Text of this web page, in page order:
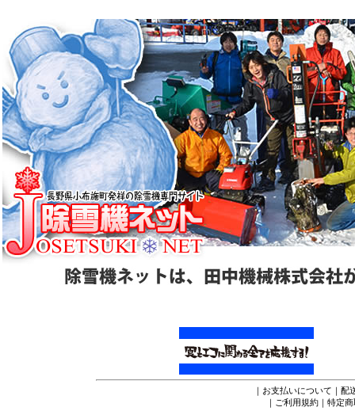
｜ お支払いについて ｜ 配
｜ ご利用規約 ｜ 特定